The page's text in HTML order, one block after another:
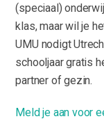
(speciaal)
klas, maar wil je
UMU nodigt
schooljaar gratis
partner of gezin.
Meld je aan voor